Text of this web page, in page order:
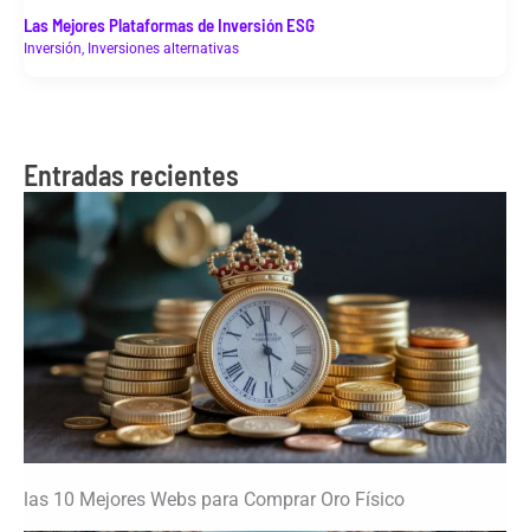
Las Mejores Plataformas de Inversión ESG
Inversión, Inversiones alternativas
Entradas recientes
las 10 Mejores Webs para Comprar Oro Físico